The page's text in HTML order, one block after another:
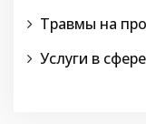
Травмы на
Услуги в